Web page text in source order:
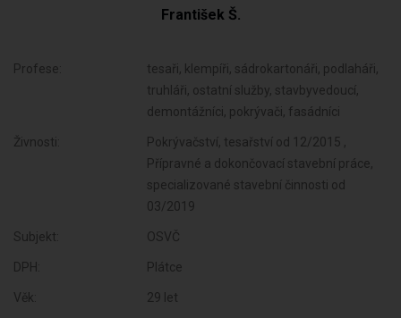
František Š.
Profese:
tesaři, klempíři, sádrokartonáři, podlaháři,
truhláři, ostatní služby, stavbyvedoucí,
demontážníci, pokrývači, fasádníci
Živnosti:
Pokrývačství, tesařství od 12/2015 ,
Přípravné a dokončovací stavební práce,
specializované stavební činnosti od
03/2019
Subjekt: OSVČ
DPH: Plátce
Věk: 29 let